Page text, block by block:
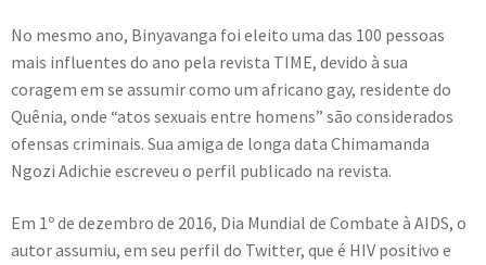
No mesmo ano, Binyavanga foi eleito uma das 100 pessoas
mais influentes do ano pela revista TIME, devido à sua
coragem em se assumir como um africano gay, residente do
Quênia, onde “atos sexuais entre homens” são considerados
ofensas criminais. Sua amiga de longa data Chimamanda
Ngozi Adichie escreveu o perfil publicado na revista.
Em 1º de dezembro de 2016, Dia Mundial de Combate à AIDS, o
autor assumiu, em seu perfil do Twitter, que é HIV positivo e